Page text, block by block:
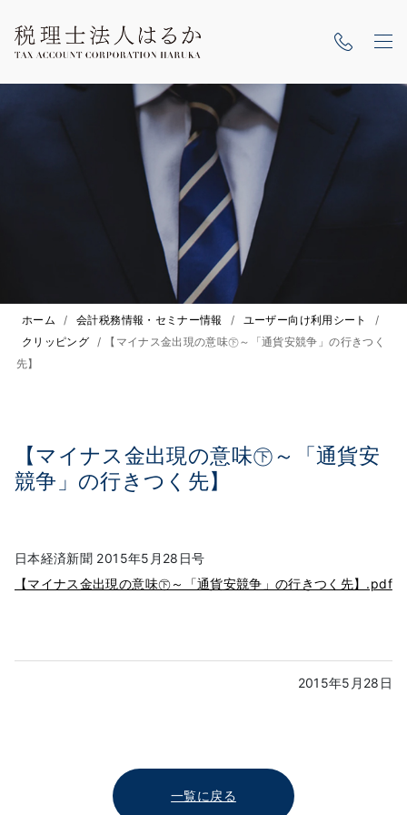
ホーム / 会計税務情報・セミナー情報 / ユーザー向け利用シート
/
クリッピング /
【マイナス金出現の意味㊦～「通貨安競争」の行きつく
先】
【マイナス金出現の意味㊦～「通貨安
競争」の行きつく先】
日本経済新聞 2015年5月28日号
【マイナス金出現の意味㊦～「通貨安競争」の行きつく先】.pdf
2015年5月28日
一覧に戻る